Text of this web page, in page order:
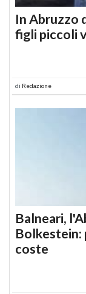
In Abruzzo
figli piccoli
di Redazione
Balneari,
Bolkestein:
coste